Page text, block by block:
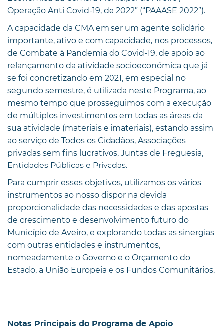
Operação Anti Covid-19, de 2022” (“PAAASE 2022”).
A capacidade da CMA em ser um agente solidário
importante, ativo e com capacidade, nos processos,
de Combate à Pandemia do Covid-19, de apoio ao
relançamento da atividade socioeconómica que já
se foi concretizando em 2021, em especial no
segundo semestre, é utilizada neste Programa, ao
mesmo tempo que prosseguimos com a execução
de múltiplos investimentos em todas as áreas da
sua atividade (materiais e imateriais), estando assim
ao serviço de Todos os Cidadãos, Associações
privadas sem fins lucrativos, Juntas de Freguesia,
Entidades Públicas e Privadas.
Para cumprir esses objetivos, utilizamos os vários
instrumentos ao nosso dispor na devida
proporcionalidade das necessidades e das apostas
de crescimento e desenvolvimento futuro do
Município de Aveiro, e explorando todas as sinergias
com outras entidades e instrumentos,
nomeadamente o Governo e o Orçamento do
Estado, a União Europeia e os Fundos Comunitários.
Notas Principais do Programa de Apoio